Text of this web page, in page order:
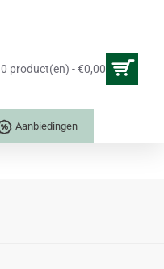
0 product(en) - €0,00
Aanbiedingen